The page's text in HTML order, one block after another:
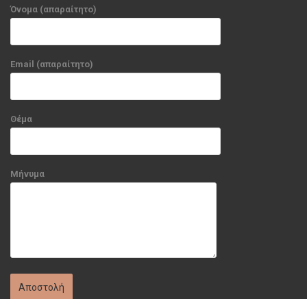
Όνομα (απαραίτητο)
Email (απαραίτητο)
Θέμα
Μήνυμα